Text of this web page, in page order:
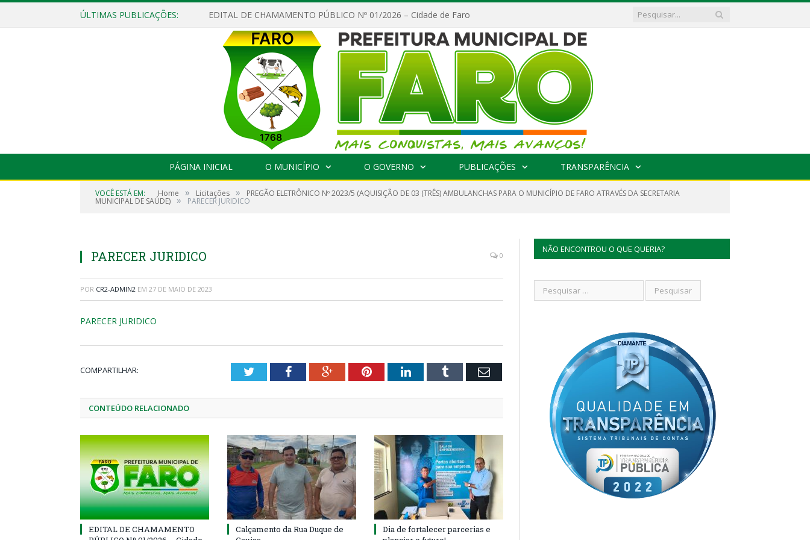
ÚLTIMAS PUBLICAÇÕES: EDITAL DE CHAMAMENTO PÚBLICO Nº 01/2026 – Cidade de Faro
PÁGINA INICIAL O MUNICÍPIO O GOVERNO PUBLICAÇÕES TRANSPARÊNCIA
VOCÊ ESTÁ EM: Home » Licitações » PREGÃO ELETRÔNICO Nº 2023/5 (AQUISIÇÃO DE 03 (TRÊS) AMBULANCHAS PARA O MUNICÍPIO DE FARO ATRAVÉS DA SECRETARIA
MUNICIPAL DE SAÚDE) » PARECER JURIDICO
PARECER JURIDICO 0
POR CR2-ADMIN2 EM 27 DE MAIO DE 2023
PARECER JURIDICO
COMPARTILHAR: TwitterFacebookGoogle+PinterestLinkedInTumblr Email
CONTEÚDO RELACIONADO
EDITAL DE CHAMAMENTO
Calçamento da Rua Duque de
Dia de fortalecer parcerias e
NÃO ENCONTROU O QUE QUERIA?